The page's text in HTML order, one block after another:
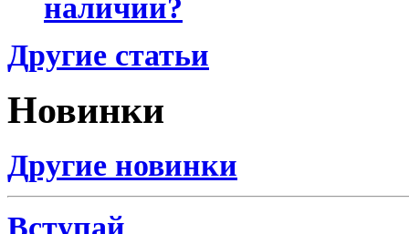
наличии?
Другие статьи
Новинки
Другие новинки
Вступай